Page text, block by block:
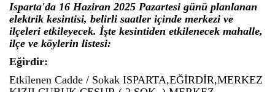
Isparta'da 16 Haziran 2025 Pazartesi günü planlanan
elektrik kesintisi, belirli saatler içinde merkezi ve
ilçeleri etkileyecek. İşte kesintiden etkilenecek mahalle,
ilçe ve köylerin listesi:
Eğirdir:
Etkilenen Cadde / Sokak ISPARTA,EĞİRDİR,MERKEZ